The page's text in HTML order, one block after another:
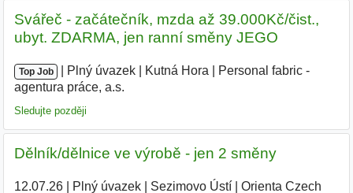
Svářeč - začátečník, mzda až 39.000Kč/čist.,
ubyt. ZDARMA, jen ranní směny JEGO
Top Job Plný úvazek Kutná Hora
Personal fabric -
agentura práce, a.s.
Sledujte později
Dělník/dělnice ve výrobě - jen 2 směny
12.07.26| Plný úvazek| Sezimovo Ústí|
Orienta Czech